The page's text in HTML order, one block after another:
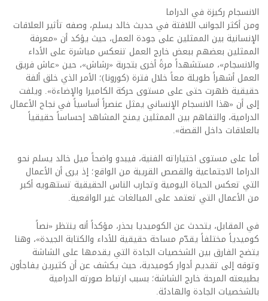
الانسجام ركيزة في الدراما
ومن أكثر الجوانب اللافتة في حديث خالد يسلم، وصفه تأثير العلاقات
الإنسانية بين الممثلين على جودة العمل، حيث يؤكد أن «معرفة
الممثلين بعضهم ببعض خارج العمل تنعكس مباشرة على الأداء
والانسجام»، مستشهداً مرةً أخرى بتجربة «رشاش»، حين «عاش فريق
العمل أشهراً طويلة معاً خلال فترة (كورونا)؛ الأمر الذي خلق ألفة
حقيقية ظهرت حتى على مستوى حركة الكاميرا والإضاءة». ويلفت
إلى أن «هذا الانسجام الإنساني يمثل عنصراً أساسياً في نجاح الأعمال
الدرامية، والتفاهم بين الممثلين يمنح المشاهد إحساساً حقيقياً
بالعلاقات داخل القصة».
أما على مستوى اختياراته الفنية، فيبدو واضحاً ميل خالد يسلم نحو
الدراما الاجتماعية والقصص القريبة من الواقع؛ إذ يرى أن الأعمال
التي تعكس الحياة اليومية وتجارب الناس الحقيقية تستهويه أكبر
من الأعمال التي تعتمد على المبالغات غير الواقعية.
في المقابل، يتحدث عن الكوميديا بحذر، مؤكداً أنه ينتظر «نصاً
كوميدياً مختلفاً يقدّم مساحة حقيقية للأداء والكتابة الجيدة»، وهنا
يتضح الفارق بين الشخصيات الجادة التي يقدمها على الشاشة
وتوقه إلى تقديم أدوار كوميدية، حيث يكشف عن أن كثيرين يفاجأون
بطبيعته المرحة خارج الشاشة؛ بسبب ارتباط صورته الدرامية
بالشخصيات الجادة والهادئة.